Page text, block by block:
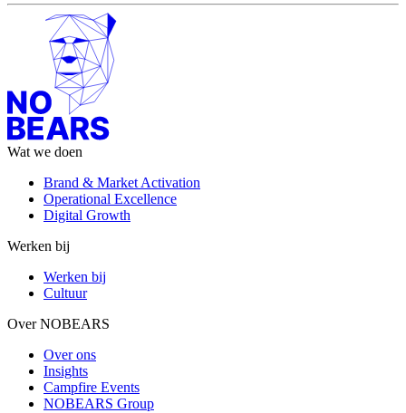
Wat we doen
Brand & Market Activation
Operational Excellence
Digital Growth
Werken bij
Werken bij
Cultuur
Over NOBEARS
Over ons
Insights
Campfire Events
NOBEARS Group